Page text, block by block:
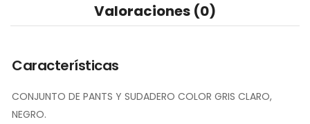
Valoraciones (0)
Características
CONJUNTO DE PANTS Y SUDADERO COLOR GRIS CLARO,
NEGRO.